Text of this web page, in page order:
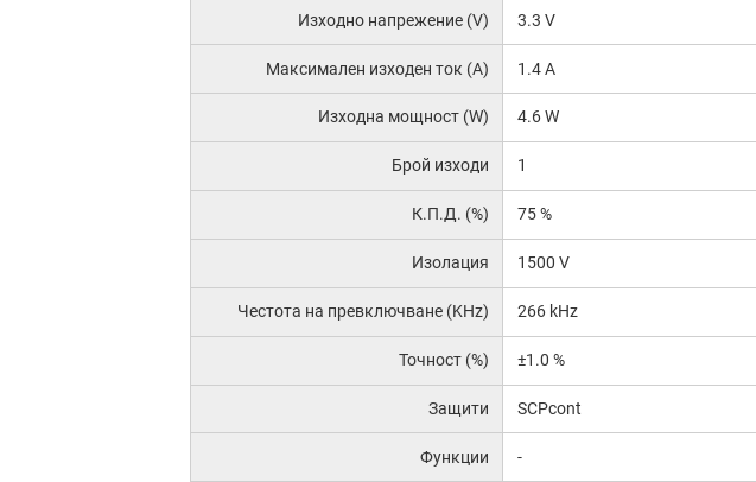
Изходно напрежение (V) 3.3 V
Максимален изходен ток (A) 1.4 A
Изходна мощност (W) 4.6 W
Брой изходи 1
К.П.Д. (%) 75 %
Изолация 1500 V
Честота на превключване (KHz) 266 kHz
Точност (%) ±1.0 %
Защити SCPcont
Функции -